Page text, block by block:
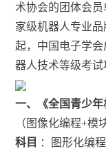
术协会的团体会
家级机器人专业
起，中国电子学
器人技术等级考试
一、《全国青少年
（图像化编程+模
科目 ：图形化编